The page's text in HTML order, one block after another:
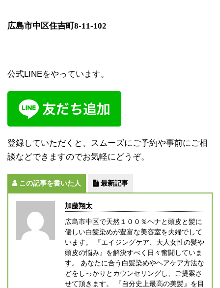
広島市中区住吉町8-11-102
公式LINEをやっています。
登録していただくと、スムーズにご予約や事前にご相
談などできますのでお気軽にどうぞ。
この記事を書いた人 最新記事
加藤翔太
広島市中区で天然１００％ヘナと頭皮と髪に
優しい白髪染めが豊富な美容室を夫婦でして
います。 『エイジングケア、大人女性の髪や
頭皮の悩み』を解決すべく日々奮闘していま
す。 あなたに合う白髪染めやヘアケア方法な
どをしっかりとカウンセリングし、ご提案さ
せて頂きます。 『自分史上最高の美髪』を目